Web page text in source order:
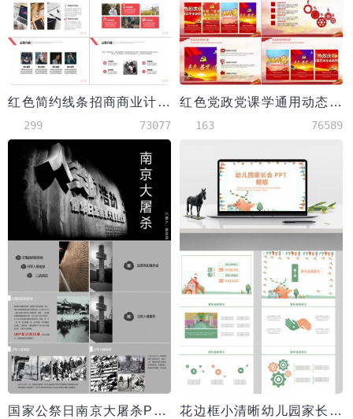
红色简约线条招商商业计划书PPT模板
299 73077
红色党政党课学通用动态PPT模板
163 76589
国家公祭日南京大屠杀PPT模板 花边框小清晰幼儿园家长会PPT通用模板